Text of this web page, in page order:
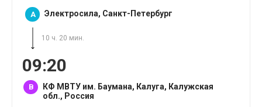
A Электросила, Санкт-Петербург
10 ч. 20 мин.
09:20
B
КФ МВТУ им. Баумана, Калуга, Калужская
обл., Россия